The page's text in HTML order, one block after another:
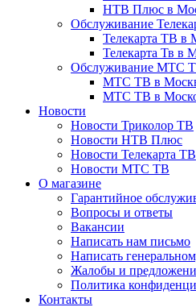
НТВ Плюс в
Обслуживание
Телекарта ТВ в
Телекарта Тв в
Обслуживание МТС
МТС ТВ в
МТС ТВ в
Новости
Новости Триколор ТВ
Новости НТВ Плюс
Новости Телекарта ТВ
Новости МТС ТВ
О магазине
Гарантийное
Вопросы и ответы
Вакансии
Написать нам письмо
Написать
Жалобы и
Политика
Контакты